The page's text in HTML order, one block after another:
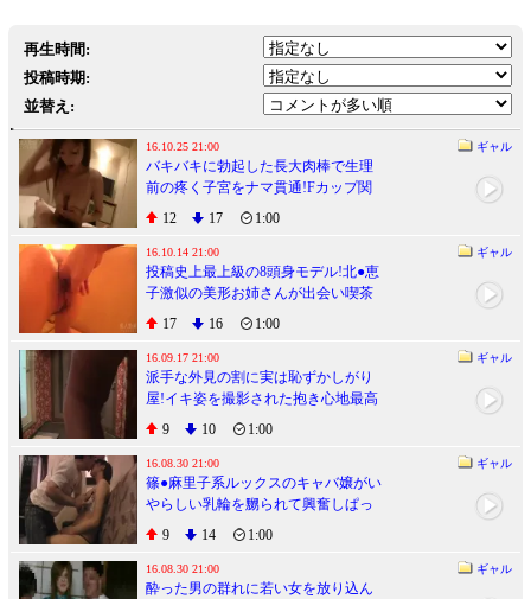
再生時間:
投稿時期:
並替え:
16.10.25 21:00 ギャル
バキバキに勃起した長大肉棒で生理
前の疼く子宮をナマ貫通!Fカップ関
西弁ギャルが再降臨!!
12 17 1:00
16.10.14 21:00 ギャル
投稿史上最上級の8頭身モデル!北●恵
子激似の美形お姉さんが出会い喫茶
でユキズリ初ハメドリ!!
17 16 1:00
16.09.17 21:00 ギャル
派手な外見の割に実は恥ずかしがり
屋!イキ姿を撮影された抱き心地最高
の豊満ボディギャル
9 10 1:00
16.08.30 21:00 ギャル
篠●麻里子系ルックスのキャバ嬢がい
やらしい乳輪を嬲られて興奮しぱっ
くり騎乗位ハメ!!
9 14 1:00
16.08.30 21:00 ギャル
酔った男の群れに若い女を放り込ん